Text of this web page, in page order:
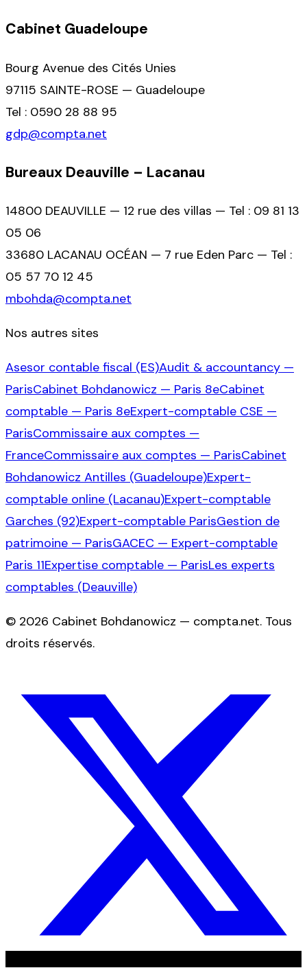
Cabinet Guadeloupe
Bourg Avenue des Cités Unies
97115 SAINTE-ROSE — Guadeloupe
Tel : 0590 28 88 95
gdp@compta.net
Bureaux Deauville – Lacanau
14800 DEAUVILLE — 12 rue des villas — Tel : 09 81 13
05 06
33680 LACANAU OCÉAN — 7 rue Eden Parc — Tel :
05 57 70 12 45
mbohda@compta.net
Nos autres sites
Asesor contable fiscal (ES)Audit & accountancy —
ParisCabinet Bohdanowicz — Paris 8eCabinet
comptable — Paris 8eExpert-comptable CSE —
ParisCommissaire aux comptes —
FranceCommissaire aux comptes — ParisCabinet
Bohdanowicz Antilles (Guadeloupe)Expert-
comptable online (Lacanau)Expert-comptable
Garches (92)Expert-comptable ParisGestion de
patrimoine — ParisGACEC — Expert-comptable
Paris 11Expertise comptable — ParisLes experts
comptables (Deauville)
© 2026 Cabinet Bohdanowicz — compta.net. Tous
droits réservés.